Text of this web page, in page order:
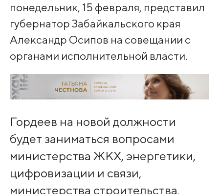
понедельник, 15 февраля, представил
губернатор Забайкальского края
Александр Осипов на совещании с
органами исполнительной власти.
Гордеев на новой должности
будет заниматься вопросами
министерства ЖКХ, энергетики,
цифровизации и связи,
министерства строительства,